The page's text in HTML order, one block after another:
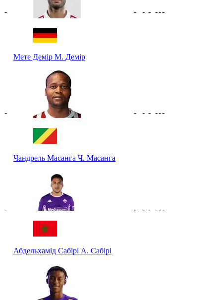
-
Мете Демір М. Демір
- - - ---
-
Чандрель Масанга Ч. Масанга
- - - ---
-
Абдельхамід Сабірі А. Сабірі
- - - ---